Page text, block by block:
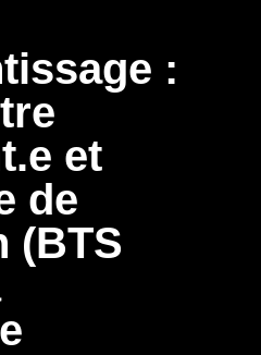
:
et
de
(BTS